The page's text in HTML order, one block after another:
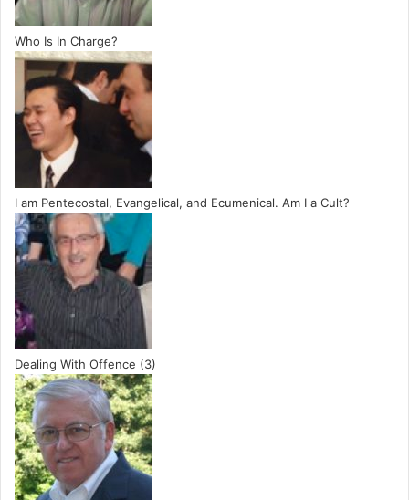
Who Is In Charge?
I am Pentecostal, Evangelical, and Ecumenical. Am I a Cult?
Dealing With Offence (3)